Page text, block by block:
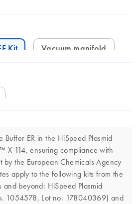
Kit Vacuum manifold
Buffer ER in the HiSpeed Plasmid
X-114, ensuring compliance with
by the European Chemicals Agency
apply to the following kits from the
and beyond: HiSpeed Plasmid
1054578, Lot no. 178040369) and